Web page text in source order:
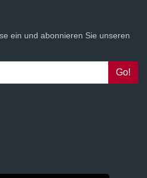
ein und abonnieren Sie unseren